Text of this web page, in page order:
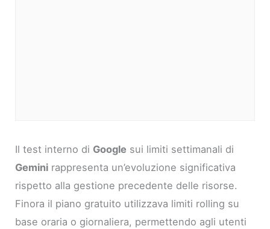
Il test interno di Google sui limiti settimanali di
Gemini rappresenta un’evoluzione significativa
rispetto alla gestione precedente delle risorse.
Finora il piano gratuito utilizzava limiti rolling su
base oraria o giornaliera, permettendo agli utenti